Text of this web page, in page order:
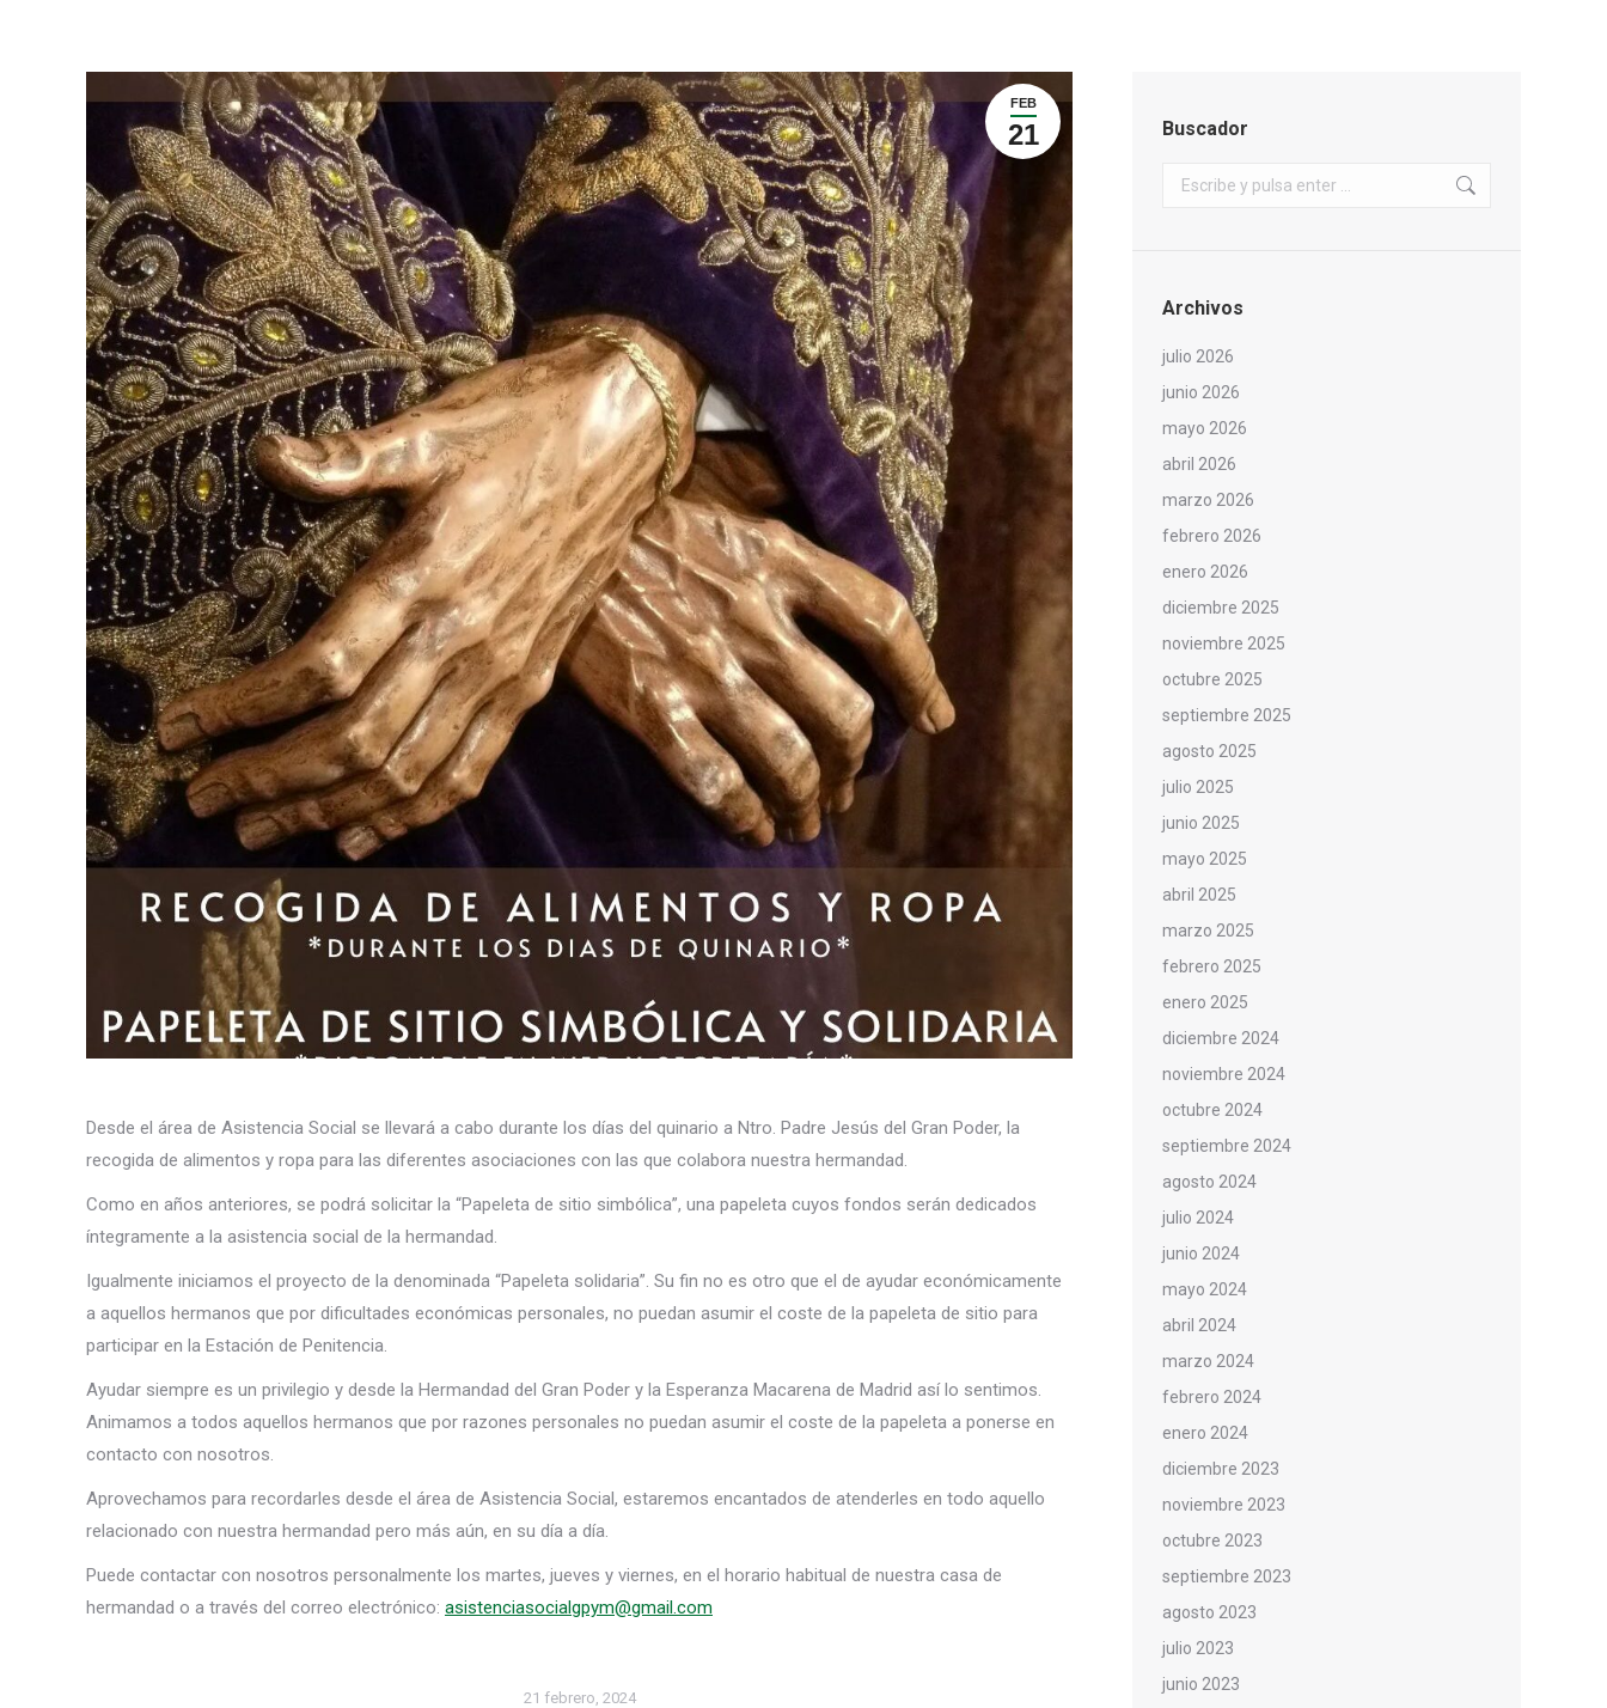
FEB
21
Desde el área de Asistencia Social se llevará a cabo durante los días del quinario a Ntro. Padre Jesús del Gran Poder, la
recogida de alimentos y ropa para las diferentes asociaciones con las que colabora nuestra hermandad.
Como en años anteriores, se podrá solicitar la “Papeleta de sitio simbólica”, una papeleta cuyos fondos serán dedicados
íntegramente a la asistencia social de la hermandad.
Igualmente iniciamos el proyecto de la denominada “Papeleta solidaria”. Su fin no es otro que el de ayudar económicamente
a aquellos hermanos que por dificultades económicas personales, no puedan asumir el coste de la papeleta de sitio para
participar en la Estación de Penitencia.
Ayudar siempre es un privilegio y desde la Hermandad del Gran Poder y la Esperanza Macarena de Madrid así lo sentimos.
Animamos a todos aquellos hermanos que por razones personales no puedan asumir el coste de la papeleta a ponerse en
contacto con nosotros.
Aprovechamos para recordarles desde el área de Asistencia Social, estaremos encantados de atenderles en todo aquello
relacionado con nuestra hermandad pero más aún, en su día a día.
Puede contactar con nosotros personalmente los martes, jueves y viernes, en el horario habitual de nuestra casa de
hermandad o a través del correo electrónico: asistenciasocialgpym@gmail.com
21 febrero, 2024
Buscador
Buscar:
Archivos
julio 2026
junio 2026
mayo 2026
abril 2026
marzo 2026
febrero 2026
enero 2026
diciembre 2025
noviembre 2025
octubre 2025
septiembre 2025
agosto 2025
julio 2025
junio 2025
mayo 2025
abril 2025
marzo 2025
febrero 2025
enero 2025
diciembre 2024
noviembre 2024
octubre 2024
septiembre 2024
agosto 2024
julio 2024
junio 2024
mayo 2024
abril 2024
marzo 2024
febrero 2024
enero 2024
diciembre 2023
noviembre 2023
octubre 2023
septiembre 2023
agosto 2023
julio 2023
junio 2023